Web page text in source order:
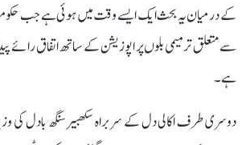
کے درمیان یہ بحث ایک ایسے وقت میں ہوئی ہے جب
سے متعلق ترمیمی بلوں پر اپوزیشن کے ساتھ اتفاق
ہے۔
دوسری طرف اکالی دل کے سربراہ سکھبیر سنگھ بادل کی